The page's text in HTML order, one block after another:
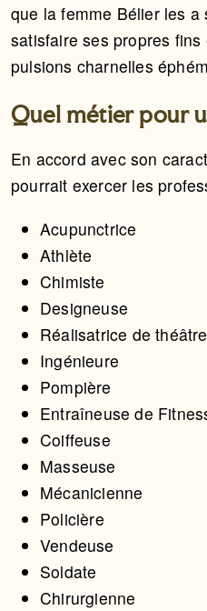
que la femme Bélier les
satisfaire ses propres
pulsions charnelles
Quel métier pour
En accord avec son
pourrait exercer les
Acupunctrice
Athlète
Chimiste
Designeuse
Réalisatrice de
Ingénieure
Pompière
Entraîneuse de
Coiffeuse
Masseuse
Mécanicienne
Policière
Vendeuse
Soldate
Chirurgienne